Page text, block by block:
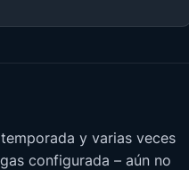
y varias veces
configurada – aún no